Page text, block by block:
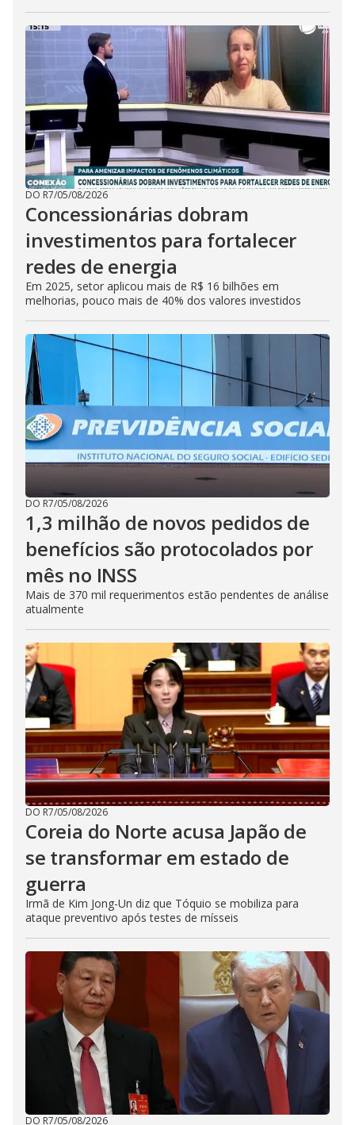
DO R7/05/08/2026
Concessionárias dobram
investimentos para fortalecer
redes de energia
Em 2025, setor aplicou mais de R$ 16 bilhões em
melhorias, pouco mais de 40% dos valores investidos
DO R7/05/08/2026
1,3 milhão de novos pedidos de
benefícios são protocolados por
mês no INSS
Mais de 370 mil requerimentos estão pendentes de análise
atualmente
DO R7/05/08/2026
Coreia do Norte acusa Japão de
se transformar em estado de
guerra
Irmã de Kim Jong-Un diz que Tóquio se mobiliza para
ataque preventivo após testes de mísseis
DO R7/05/08/2026